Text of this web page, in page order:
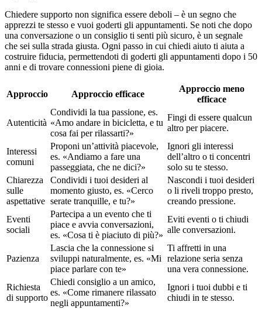
Chiedere supporto non significa essere deboli – è un segno che
apprezzi te stesso e vuoi goderti gli appuntamenti. Se noti che dopo
una conversazione o un consiglio ti senti più sicuro, è un segnale
che sei sulla strada giusta. Ogni passo in cui chiedi aiuto ti aiuta a
costruire fiducia, permettendoti di goderti gli appuntamenti dopo i 50
anni e di trovare connessioni piene di gioia.
Approccio Approccio efficace
Approccio meno
efficace
Autenticità
Condividi la tua passione, es.
«Amo andare in bicicletta, e tu
cosa fai per rilassarti?»
Fingi di essere qualcun
altro per piacere.
Interessi
comuni
Proponi un’attività piacevole,
es. «Andiamo a fare una
passeggiata, che ne dici?»
Ignori gli interessi
dell’altro o ti concentri
solo su te stesso.
Chiarezza
sulle
aspettative
Condividi i tuoi desideri al
momento giusto, es. «Cerco
serate tranquille, e tu?»
Nascondi i tuoi desideri
o li riveli troppo presto,
creando pressione.
Eventi
sociali
Partecipa a un evento che ti
piace e avvia conversazioni,
es. «Cosa ti è piaciuto di più?»
Eviti eventi o ti chiudi
alle conversazioni.
Pazienza
Lascia che la connessione si
sviluppi naturalmente, es. «Mi
piace parlare con te»
Ti affretti in una
relazione seria senza
una vera connessione.
Richiesta
di supporto
Chiedi consiglio a un amico,
es. «Come rimanere rilassato
negli appuntamenti?»
Ignori i tuoi dubbi e ti
chiudi in te stesso.